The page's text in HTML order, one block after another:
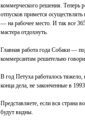
коммерческого решения. Теперь
отпусков примется
— на рабочее место. И так все
мастера отдохнуть.
Главная работа года Собаки —
коммерсантам решительно
В год Петуха работалось
конца дела, не законченные в
Представляете, если вся страна
будут видны.